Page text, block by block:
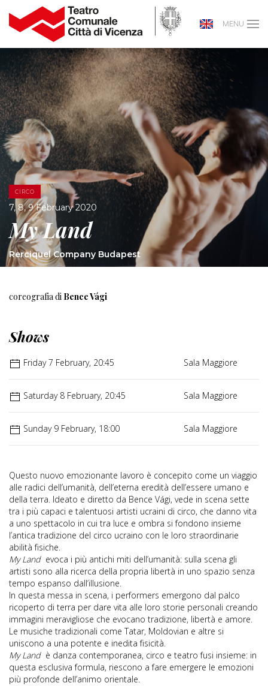
MENU
CIRCO
7, 8, 9 February 2020
My Land
Rerciquel Company Budapest
coreografia di Bence Vági
Shows
Friday 7 February, 20:45 Sala Maggiore
Saturday 8 February, 20:45 Sala Maggiore
Sunday 9 February, 18:00 Sala Maggiore
Questo nuovo emozionante lavoro è concepito come un viaggio
alle radici dell’umanità, dell’eterna eredità dell’essere umano e
della terra. Ideato e diretto da Bence Vági, vede in scena sette
tra i più capaci e talentuosi artisti ucraini di circo, che danno vita
a uno spettacolo in cui tra luce e ombra si fondono insieme
l’antica tradizione del circo ucraino con le loro straordinarie
abilità fisiche.
My Land evoca i più antichi miti dell’umanità: sulla scena gli
artisti sono alla ricerca della propria libertà in uno spazio senza
tempo espanso dall’illusione.
In questa messa in scena, i performers emergono dal palco
ricoperto di terra per dare vita alle loro storie personali creando
immagini meravigliose che evocano tradizione, libertà e amore.
Le musiche tradizionali come Tatar, Moldovian e altre si
uniscono a una potente e inedita fisicità.
My Land è danza contemporanea, circo e teatro fusi insieme: in
questa esclusiva formula, riescono a fare emergere le emozioni
più profonde dell’animo orientale.